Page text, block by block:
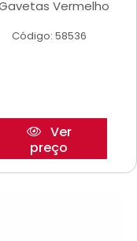
Vermelho
Código: 58536
Ver
preço